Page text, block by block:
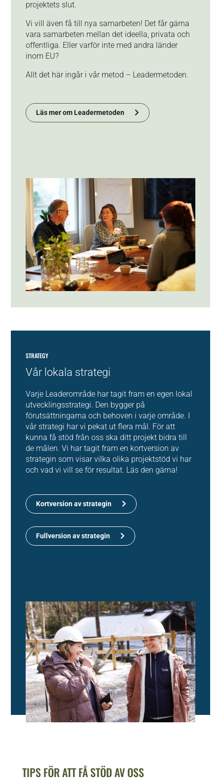
projektets slut.
Vi vill även få till nya samarbeten! Det får gärna
vara samarbeten mellan det ideella, privata och
offentliga. Eller varför inte med andra länder
inom EU?
Allt det här ingår i vår metod – Leadermetoden.
Läs mer om Leadermetoden
STRATEGY
Vår lokala strategi
Varje Leaderområde har tagit fram en egen lokal
utvecklingsstrategi. Den bygger på
förutsättningarna och behoven i varje område. I
vår strategi har vi pekat ut flera mål. För att
kunna få stöd från oss ska ditt projekt bidra till
de målen. Vi har tagit fram en kortversion av
strategin som visar vilka olika projektstöd vi har
och vad vi vill se för resultat. Läs den gärna!
Kortversion av strategin
Fullversion av strategin
TIPS FÖR ATT FÅ STÖD AV OSS